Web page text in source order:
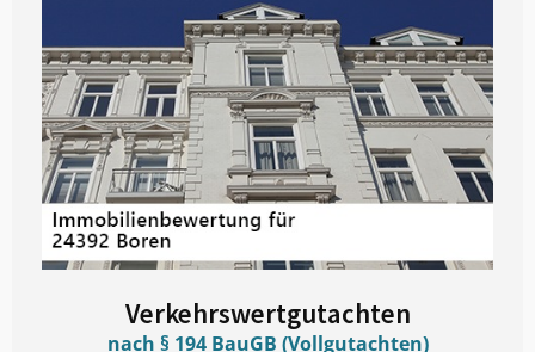
Verkehrswertgutachten
nach § 194 BauGB (Vollgutachten)